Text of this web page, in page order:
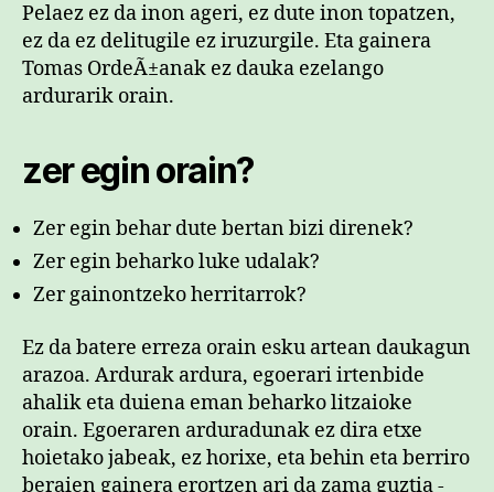
Pelaez ez da inon ageri, ez dute inon topatzen,
ez da ez delitugile ez iruzurgile. Eta gainera
Tomas OrdeÃ±anak ez dauka ezelango
ardurarik orain.
zer egin orain?
Zer egin behar dute bertan bizi direnek?
Zer egin beharko luke udalak?
Zer gainontzeko herritarrok?
Ez da batere erreza orain esku artean daukagun
arazoa. Ardurak ardura, egoerari irtenbide
ahalik eta duiena eman beharko litzaioke
orain. Egoeraren arduradunak ez dira etxe
hoietako jabeak, ez horixe, eta behin eta berriro
beraien gainera erortzen ari da zama guztia -